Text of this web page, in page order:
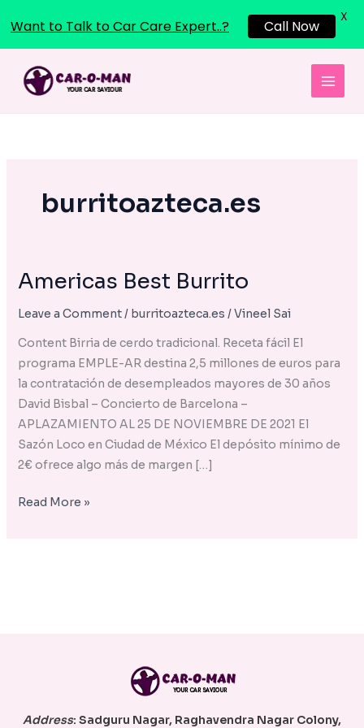
content
burritoazteca.es
Americas Best Burrito
Leave a Comment/ burritoazteca.es /Vineel Sai
Content Birria de cerdo tradicional. Receta fácil El
programa EMPLE-AR destina 2,5 millones de euros para
la contratación de desempleados mayores de 30 años
David Bisbal – Concierto de Barcelona –
APLAZAMIENTO AL 25 DE NOVIEMBRE DE 2021 El
Sazón Loco en Ciudad de México El depósito mínimo de
2€ ofrece algo más de margen […]
Americas
Burrito
Read More »
Address: Sadguru Nagar, Raghavendra Nagar Colony,
Want to Talk to Car Care Expert..? Call Now
X